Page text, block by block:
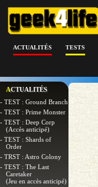
ACTUALITÉS TESTS
ACTUALITÉS
- TEST : Ground Branch
- TEST : Prime Monster
- TEST : Deep Corp
(Accès anticipé)
- TEST : Shards of
Order
- TRST : Astro Colony
- TEST : The Last
Caretaker
(Jeu en accès anticipé)